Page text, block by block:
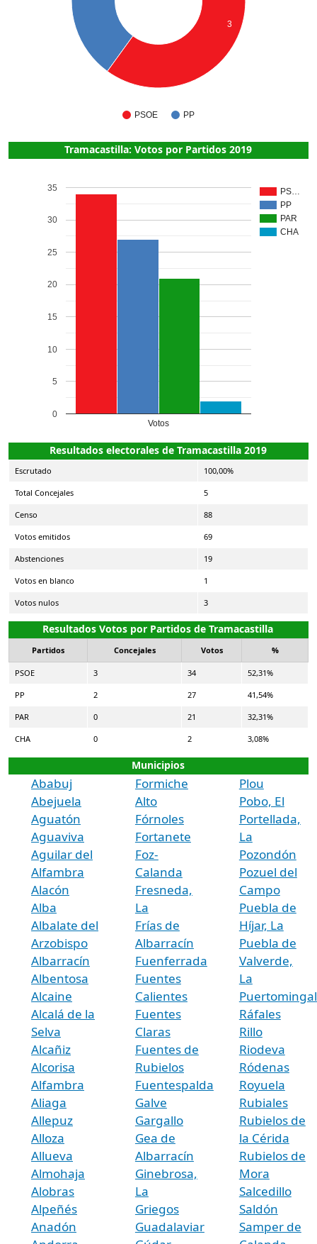
PSOE PP
3
Tramacastilla: Votos por Partidos 2019
PS…
PP
PAR
CHA
Votos
0
5
10
15
20
25
30
35
Resultados electorales de Tramacastilla 2019
Escrutado 100,00%
Total Concejales 5
Censo 88
Votos emitidos 69
Abstenciones 19
Votos en blanco 1
Votos nulos 3
Resultados Votos por Partidos de Tramacastilla
Partidos Concejales Votos %
PSOE 3 34 52,31%
PP 2 27 41,54%
PAR 0 21 32,31%
CHA 0 2 3,08%
Municipios
Ababuj
Abejuela
Aguatón
Aguaviva
Aguilar del
Alfambra
Alacón
Alba
Albalate del
Arzobispo
Albarracín
Albentosa
Alcaine
Alcalá de la
Selva
Alcañiz
Alcorisa
Alfambra
Aliaga
Allepuz
Alloza
Allueva
Almohaja
Alobras
Alpeñés
Anadón
Formiche
Alto
Fórnoles
Fortanete
Foz-
Calanda
Fresneda,
La
Frías de
Albarracín
Fuenferrada
Fuentes
Calientes
Fuentes
Claras
Fuentes de
Rubielos
Fuentespalda
Galve
Gargallo
Gea de
Albarracín
Ginebrosa,
La
Griegos
Guadalaviar
Plou
Pobo, El
Portellada,
La
Pozondón
Pozuel del
Campo
Puebla de
Híjar, La
Puebla de
Valverde,
La
Ráfales
Rillo
Riodeva
Ródenas
Royuela
Rubiales
Rubielos de
la Cérida
Rubielos de
Mora
Salcedillo
Saldón
Samper de